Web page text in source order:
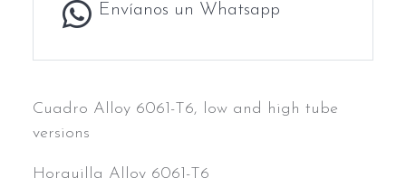
Envíanos un Whatsapp
Cuadro Alloy 6061-T6, low and high tube
versions
Horquilla Alloy 6061-T6